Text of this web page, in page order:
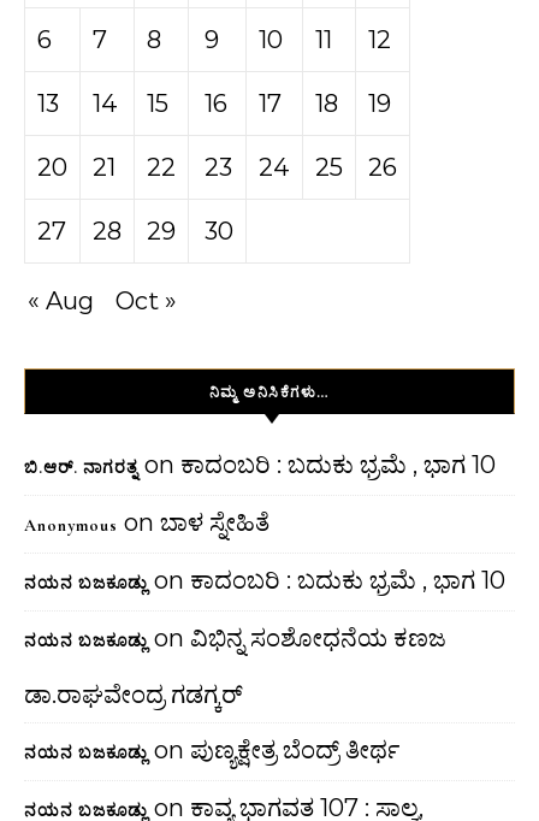
6 7 8 9 10 11 12
13 14 15 16 17 18 19
20 21 22 23 24 25 26
27 28 29 30
« Aug Oct »
ನಿಮ್ಮ ಅನಿಸಿಕೆಗಳು…
ಬಿ.ಆರ್. ನಾಗರತ್ನ on ಕಾದಂಬರಿ : ಬದುಕು ಭ್ರಮೆ , ಭಾಗ 10
Anonymous on ಬಾಳ ಸ್ನೇಹಿತೆ
ನಯನ ಬಜಕೂಡ್ಲು on ಕಾದಂಬರಿ : ಬದುಕು ಭ್ರಮೆ , ಭಾಗ 10
ನಯನ ಬಜಕೂಡ್ಲು on ವಿಭಿನ್ನ ಸಂಶೋಧನೆಯ ಕಣಜ
ಡಾ.ರಾಘವೇಂದ್ರ ಗಡಗ್ಕರ್
ನಯನ ಬಜಕೂಡ್ಲು on ಪುಣ್ಯಕ್ಷೇತ್ರ ಬೆಂದ್ರ್ ತೀರ್ಥ
ನಯನ ಬಜಕೂಡ್ಲು on ಕಾವ್ಯ ಭಾಗವತ 107 : ಸಾಲ್ವ,